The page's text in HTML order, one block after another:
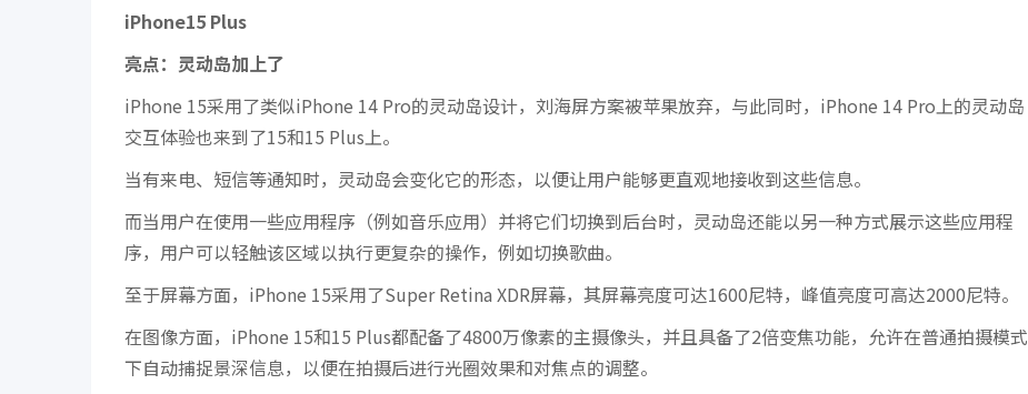
iPhone15 Plus
亮点：灵动岛加上了
iPhone 15采用了类似iPhone 14 Pro的灵动岛设计，刘海屏方案被苹果放弃，与此同时，iPhone 14 Pro上的灵动岛
交互体验也来到了15和15 Plus上。
当有来电、短信等通知时，灵动岛会变化它的形态，以便让用户能够更直观地接收到这些信息。
而当用户在使用一些应用程序（例如音乐应用）并将它们切换到后台时，灵动岛还能以另一种方式展示这些应用程
序，用户可以轻触该区域以执行更复杂的操作，例如切换歌曲。
至于屏幕方面，iPhone 15采用了Super Retina XDR屏幕，其屏幕亮度可达1600尼特，峰值亮度可高达2000尼特。
在图像方面，iPhone 15和15 Plus都配备了4800万像素的主摄像头，并且具备了2倍变焦功能，允许在普通拍摄模式
下自动捕捉景深信息，以便在拍摄后进行光圈效果和对焦点的调整。